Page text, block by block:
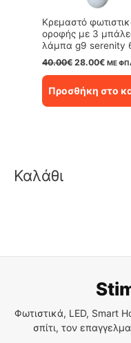
Κρεμαστό
οροφής με 3
λάμπα g9 serenity
40.00€ Original
price
40.00€.
28.00€Η
είναι:
ΜΕ
Προσθήκη στο
Καλάθι
Φωτιστικά, LED, Smart
σπίτι, τον